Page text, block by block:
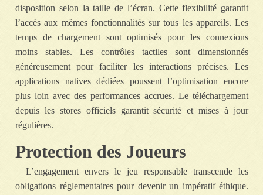
disposition selon la taille de l’écran. Cette flexibilité garantit
l’accès aux mêmes fonctionnalités sur tous les appareils. Les
temps de chargement sont optimisés pour les connexions
moins stables. Les contrôles tactiles sont dimensionnés
généreusement pour faciliter les interactions précises. Les
applications natives dédiées poussent l’optimisation encore
plus loin avec des performances accrues. Le téléchargement
depuis les stores officiels garantit sécurité et mises à jour
régulières.
Protection des Joueurs
L’engagement envers le jeu responsable transcende les
obligations réglementaires pour devenir un impératif éthique.